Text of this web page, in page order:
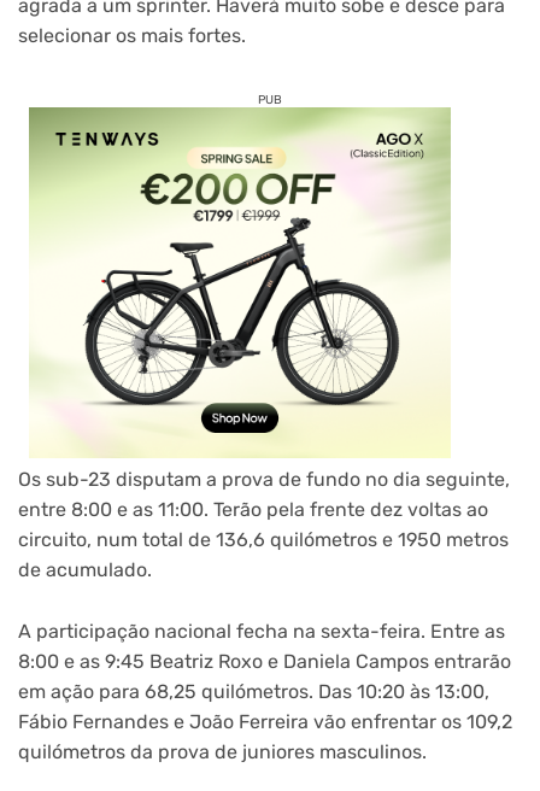
agrada a um sprinter. Haverá muito sobe e desce para
selecionar os mais fortes.
PUB
Os sub-23 disputam a prova de fundo no dia seguinte,
entre 8:00 e as 11:00. Terão pela frente dez voltas ao
circuito, num total de 136,6 quilómetros e 1950 metros
de acumulado.
A participação nacional fecha na sexta-feira. Entre as
8:00 e as 9:45 Beatriz Roxo e Daniela Campos entrarão
em ação para 68,25 quilómetros. Das 10:20 às 13:00,
Fábio Fernandes e João Ferreira vão enfrentar os 109,2
quilómetros da prova de juniores masculinos.